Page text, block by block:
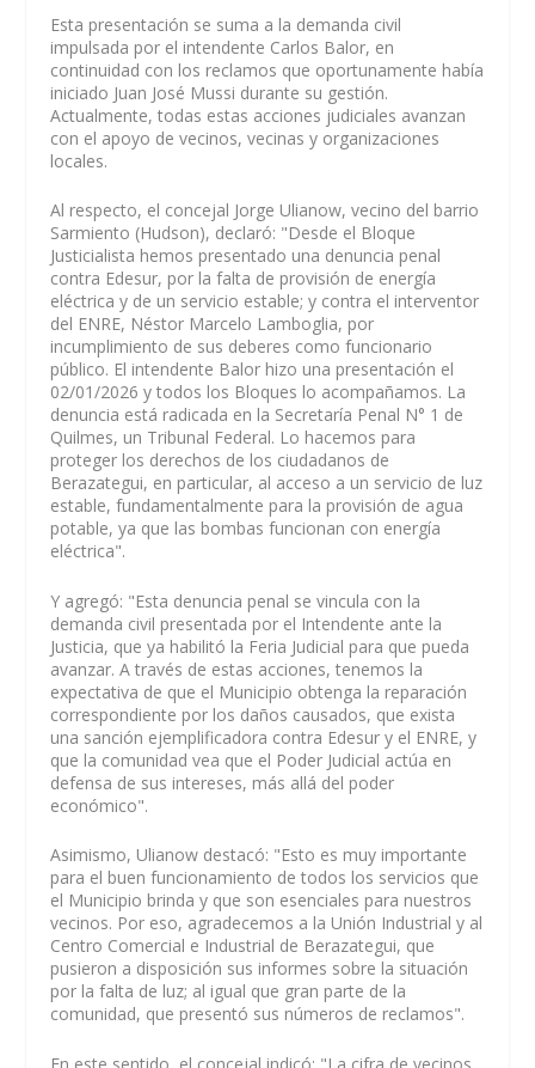
Esta presentación se suma a la demanda civil
impulsada por el intendente Carlos Balor, en
continuidad con los reclamos que oportunamente había
iniciado Juan José Mussi durante su gestión.
Actualmente, todas estas acciones judiciales avanzan
con el apoyo de vecinos, vecinas y organizaciones
locales.
Al respecto, el concejal Jorge Ulianow, vecino del barrio
Sarmiento (Hudson), declaró: "Desde el Bloque
Justicialista hemos presentado una denuncia penal
contra Edesur, por la falta de provisión de energía
eléctrica y de un servicio estable; y contra el interventor
del ENRE, Néstor Marcelo Lamboglia, por
incumplimiento de sus deberes como funcionario
público. El intendente Balor hizo una presentación el
02/01/2026 y todos los Bloques lo acompañamos. La
denuncia está radicada en la Secretaría Penal N° 1 de
Quilmes, un Tribunal Federal. Lo hacemos para
proteger los derechos de los ciudadanos de
Berazategui, en particular, al acceso a un servicio de luz
estable, fundamentalmente para la provisión de agua
potable, ya que las bombas funcionan con energía
eléctrica".
Y agregó: "Esta denuncia penal se vincula con la
demanda civil presentada por el Intendente ante la
Justicia, que ya habilitó la Feria Judicial para que pueda
avanzar. A través de estas acciones, tenemos la
expectativa de que el Municipio obtenga la reparación
correspondiente por los daños causados, que exista
una sanción ejemplificadora contra Edesur y el ENRE, y
que la comunidad vea que el Poder Judicial actúa en
defensa de sus intereses, más allá del poder
económico".
Asimismo, Ulianow destacó: "Esto es muy importante
para el buen funcionamiento de todos los servicios que
el Municipio brinda y que son esenciales para nuestros
vecinos. Por eso, agradecemos a la Unión Industrial y al
Centro Comercial e Industrial de Berazategui, que
pusieron a disposición sus informes sobre la situación
por la falta de luz; al igual que gran parte de la
comunidad, que presentó sus números de reclamos".
En este sentido, el concejal indicó: "La cifra de vecinos